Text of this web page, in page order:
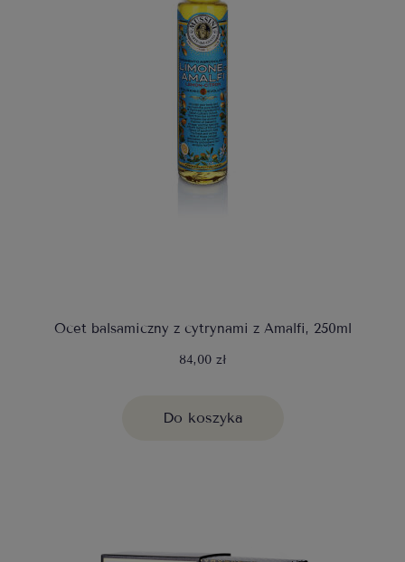
Ocet balsamiczny z cytrynami z Amalfi, 250ml
84,00 zł
Do koszyka